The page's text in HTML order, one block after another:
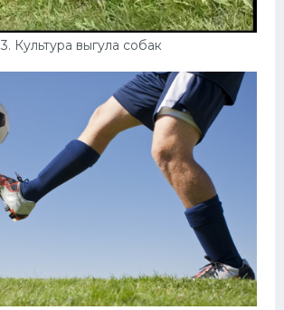
3. Культура выгула собак